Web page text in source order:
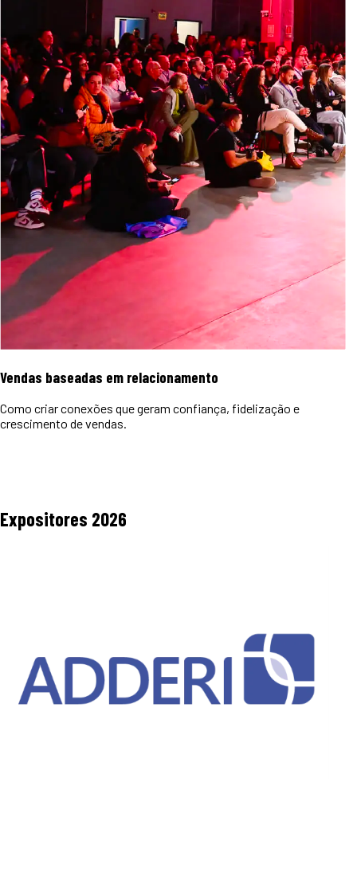
Vendas baseadas em relacionamento
Como criar conexões que geram confiança, fidelização e
crescimento de vendas.
Expositores 2026